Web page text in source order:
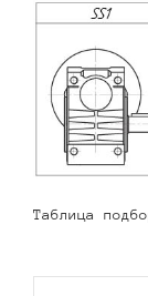
Таблица